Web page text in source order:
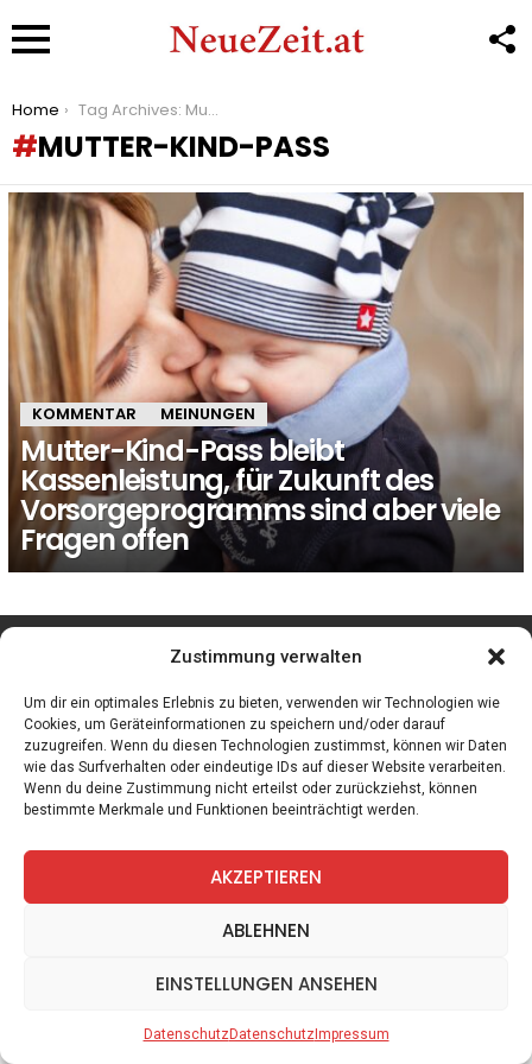
Zustimmung verwalten
Um dir ein optimales Erlebnis zu bieten, verwenden wir Technologien wie
Cookies, um Geräteinformationen zu speichern und/oder darauf
zuzugreifen. Wenn du diesen Technologien zustimmst, können wir Daten
wie das Surfverhalten oder eindeutige IDs auf dieser Website verarbeiten.
Wenn du deine Zustimmung nicht erteilst oder zurückziehst, können
bestimmte Merkmale und Funktionen beeinträchtigt werden.
AKZEPTIEREN
ABLEHNEN
EINSTELLUNGEN ANSEHEN
DatenschutzDatenschutzImpressum
You are here:
Home Tag Archives: Mutter-Kind-Pass
MUTTER-KIND-PASS
LATEST
STORIES
KOMMENTAR MEINUNGEN
Mutter-Kind-Pass bleibt
Kassenleistung, für Zukunft des
Vorsorgeprogramms sind aber viele
Fragen offen
facebook instagram
Spiele Zitate Kontakt Datenschutz Impressum